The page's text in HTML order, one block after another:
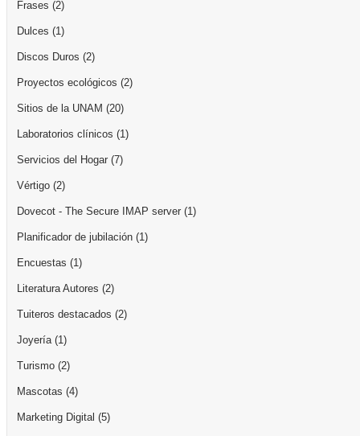
Frases (2)
Dulces (1)
Discos Duros (2)
Proyectos ecológicos (2)
Sitios de la UNAM (20)
Laboratorios clínicos (1)
Servicios del Hogar (7)
Vértigo (2)
Dovecot - The Secure IMAP server (1)
Planificador de jubilación (1)
Encuestas (1)
Literatura Autores (2)
Tuiteros destacados (2)
Joyería(1)
Turismo (2)
Mascotas (4)
Marketing Digital (5)